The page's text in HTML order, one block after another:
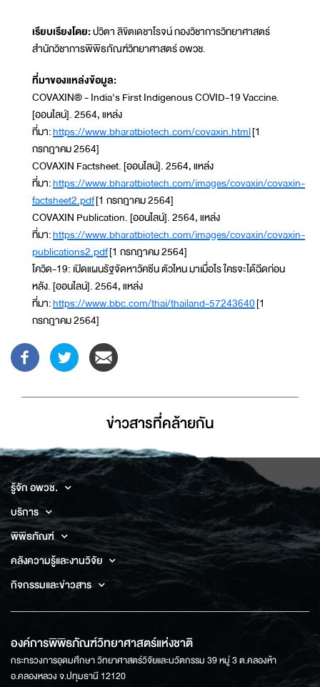
เรียบเรียงโดย:ปวิตา ลิขิตเดชาโรจน์ กองวิชาการวิทยาศาสตร์
สำนักวิชาการพิพิธภัณฑ์วิทยาศาสตร์ อพวช.
ที่มาของแหล่งข้อมูล:
COVAXIN® - India's First Indigenous COVID-19 Vaccine.
[ออนไลน์]. 2564, แหล่ง
ที่มา:https://www.bharatbiotech.com/covaxin.html[1
กรกฎาคม 2564]
COVAXIN Factsheet. [ออนไลน์]. 2564, แหล่ง
ที่มา:https://www.bharatbiotech.com/images/covaxin/covaxin-
factsheet2.pdf[1 กรกฎาคม 2564]
COVAXIN Publication. [ออนไลน์]. 2564, แหล่ง
ที่มา:https://www.bharatbiotech.com/images/covaxin/covaxin-
publications2.pdf[1 กรกฎาคม 2564]
โควิด-19: เปิดแผนรัฐจัดหาวัคซีน ตัวไหน มาเมื่อไร ใครจะได้ฉีดก่อน
หลัง. [ออนไลน์]. 2564, แหล่ง
ที่มา:https://www.bbc.com/thai/thailand-57243640[1
กรกฎาคม 2564]
ข่าวสารที่่คล้ายกัน
รู้จัก อพวช.
บริการ
พิพิธภัณฑ์
คลังความรู้และงานวิจัย
กิจกรรมและข่าวสาร
องค์การพิพิธภัณฑ์วิทยาศาสตร์แห่งชาติ
กระทรวงการอุดมศึกษา วิทยาศาสตร์วิจัยและนวัตกรรม 39 หมู่ 3 ต.คลองห้า
อ.คลองหลวง จ.ปทุมธานี 12120